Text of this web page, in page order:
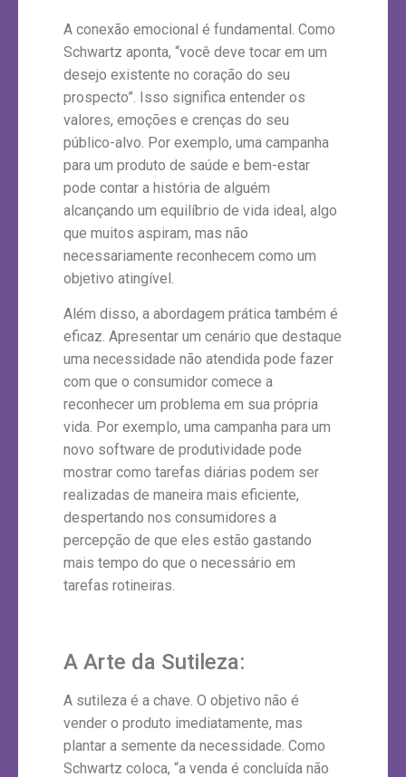
A conexão emocional é fundamental. Como
Schwartz aponta, “você deve tocar em um
desejo existente no coração do seu
prospecto”. Isso significa entender os
valores, emoções e crenças do seu
público-alvo. Por exemplo, uma campanha
para um produto de saúde e bem-estar
pode contar a história de alguém
alcançando um equilíbrio de vida ideal, algo
que muitos aspiram, mas não
necessariamente reconhecem como um
objetivo atingível.
Além disso, a abordagem prática também é
eficaz. Apresentar um cenário que destaque
uma necessidade não atendida pode fazer
com que o consumidor comece a
reconhecer um problema em sua própria
vida. Por exemplo, uma campanha para um
novo software de produtividade pode
mostrar como tarefas diárias podem ser
realizadas de maneira mais eficiente,
despertando nos consumidores a
percepção de que eles estão gastando
mais tempo do que o necessário em
tarefas rotineiras.
A Arte da Sutileza:
A sutileza é a chave. O objetivo não é
vender o produto imediatamente, mas
plantar a semente da necessidade. Como
Schwartz coloca, “a venda é concluída não